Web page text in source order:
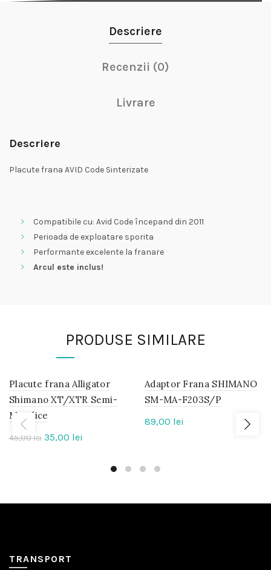
Descriere
Recenzii (0)
Livrare
Descriere
Placute frana AVID Code Sinterizate
Compatibile cu: Avid Code începand din 2011
Perioada de exploatare sporita
Performante excelente la franare
Arcul este inclus!
PRODUSE SIMILARE
-22%
IN
STOC
Placute frana Alligator
Shimano XT/XTR Semi-
Metalice
45,00lei Prețul
35,00 lei
IN
STOC
Adaptor Frana SHIMANO
SM-MA-F203S/P
89,00 lei
TRANSPORT